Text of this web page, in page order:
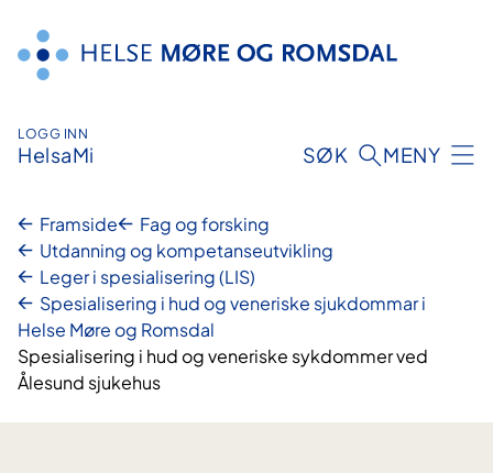
innhald
LOGG INN
HelsaMi SØK MENY
Framside
Fag og forsking
Utdanning og kompetanseutvikling
Leger i spesialisering (LIS)
Spesialisering i hud og veneriske sjukdommar i
Helse Møre og Romsdal
Spesialisering i hud og veneriske sykdommer ved
Ålesund sjukehus